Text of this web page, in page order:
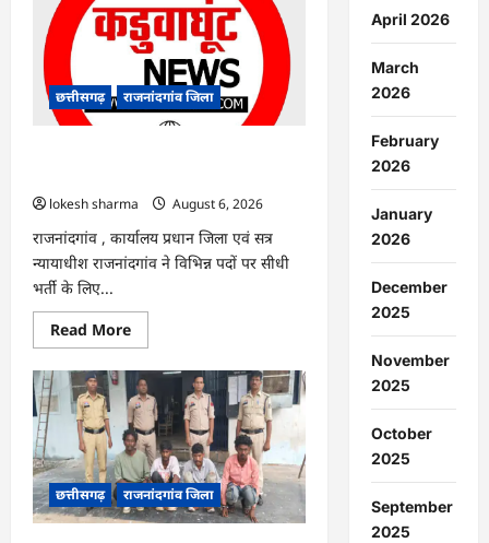
ऑटो
चालक
को
लूटने
वाले
4
गिरफ्तार…
छत्तीसगढ़ राजनांदगांव जिला
lokesh sharma
August 6, 2026
राजनांदगांव , कार्यालय प्रधान जिला एवं सत्र
न्यायाधीश राजनांदगांव ने विभिन्न पदों पर सीधी
भर्ती के लिए...
Read MoreRead
more
राजनांदगांव
सीधी
भर्ती
के
लिए
जारी
विज्ञापन
में
संशोधन…
छत्तीसगढ़ राजनांदगांव जिला
April 2026
March
2026
February
2026
January
2026
December
2025
November
2025
October
2025
September
2025